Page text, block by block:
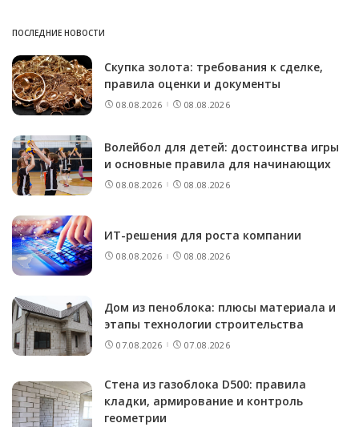
ПОСЛЕДНИЕ НОВОСТИ
Скупка золота: требования к сделке,
правила оценки и документы
08.08.2026 08.08.2026
Волейбол для детей: достоинства игры
и основные правила для начинающих
08.08.2026 08.08.2026
ИТ-решения для роста компании
08.08.2026 08.08.2026
Дом из пеноблока: плюсы материала и
этапы технологии строительства
07.08.2026 07.08.2026
Стена из газоблока D500: правила
кладки, армирование и контроль
геометрии